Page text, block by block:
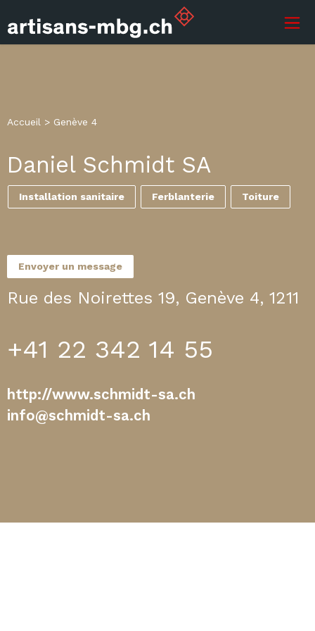
Accueil > Genève 4
Daniel Schmidt SA
Installation sanitaire Ferblanterie Toiture
Envoyer un message
Rue des Noirettes 19, Genève 4, 1211
+41 22 342 14 55
http://www.schmidt-sa.ch
info@schmidt-sa.ch